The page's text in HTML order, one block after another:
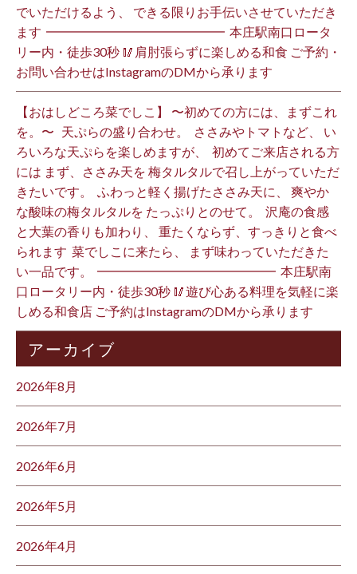
でいただけるよう、 できる限りお手伝いさせていただき
ます️ ⁡ ━━━━━━━━━━━━━━ ⁡ 本庄駅南口ロータ
リー内・徒歩30秒 🥢肩肘張らずに楽しめる和食 ご予約・
お問い合わせはInstagramのDMから承ります ⁡
【おはしどころ菜でしこ】 〜初めての方には、まずこれ
を。〜 ⁡ ⁡ 天ぷらの盛り合わせ。 ⁡ ささみやトマトなど、 い
ろいろな天ぷらを楽しめますが、 ⁡ 初めてご来店される方
には まず、ささみ天を 梅タルタルで召し上がっていただ
きたいです。 ⁡ ふわっと軽く揚げたささみ天に、 爽やか
な酸味の梅タルタルを たっぷりとのせて。 ⁡ 沢庵の食感
と大葉の香りも加わり、 重たくならず、すっきりと食べ
られます️ ⁡ 菜でしこに来たら、 まず味わっていただきた
い一品です。 ⁡ ━━━━━━━━━━━━━━ ⁡ 本庄駅南
口ロータリー内・徒歩30秒 🥢遊び心ある料理を気軽に楽
しめる和食店 ご予約はInstagramのDMから承ります ⁡
アーカイブ
2026年8月
2026年7月
2026年6月
2026年5月
2026年4月